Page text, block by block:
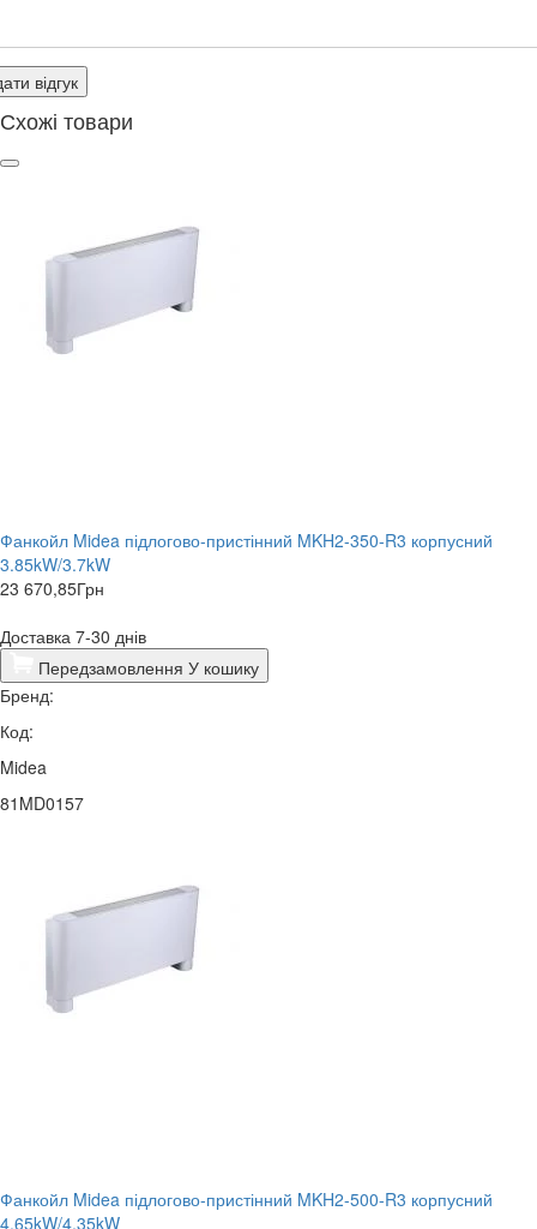
відгук
Схожі товари
Фанкойл Midea підлогово-пристінний MKH2-350-R3 корпусний
3.85kW/3.7kW
23 670,85Грн
Доставка 7-30 днів
Передзамовлення У кошику
Бренд:
Код:
Midea
81MD0157
Фанкойл Midea підлогово-пристінний MKH2-500-R3 корпусний
4.65kW/4.35kW